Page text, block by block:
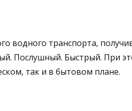
водного транспорта,
Послушный. Быстрый. При
так и в бытовом плане.